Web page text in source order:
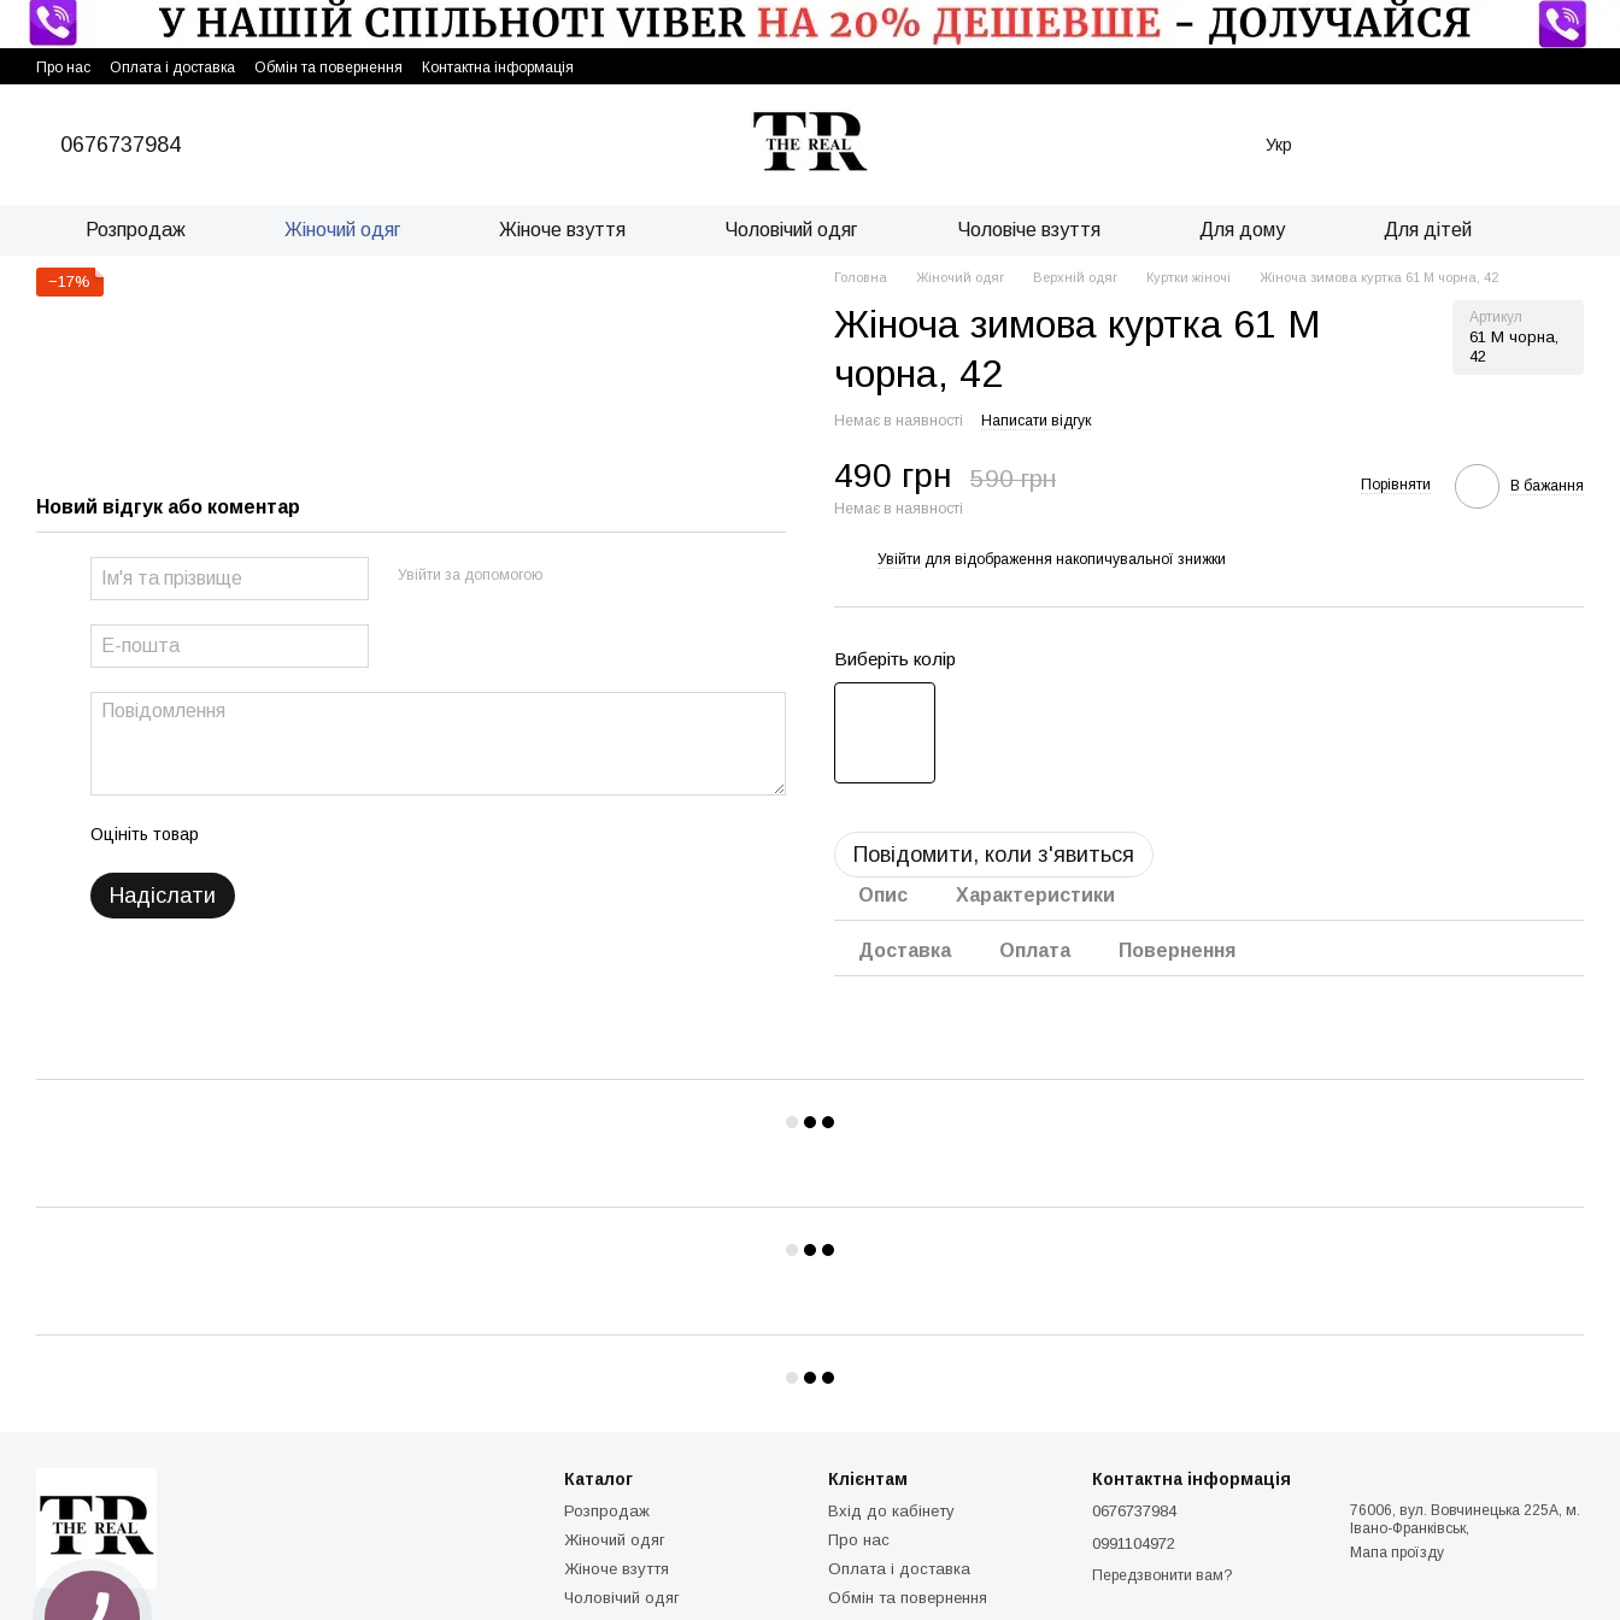
Перейти до основного контенту
Про нас Оплата і доставка Обмін та повернення Контактна інформація
0676737984 Укр
Розпродаж Жіночий одяг Жіноче взуття Чоловічий одяг Чоловіче взуття Для дому Для дітей
−17%
Новий відгук або коментар
Увійти за допомогою
Оцініть товар
Надіслати
Головна Жіночий одяг Верхній одяг Куртки жіночі Жіноча зимова куртка 61 М чорна, 42
Жіноча зимова куртка 61 М
чорна, 42
Артикул
61 М чорна,
42
Немає в наявності Написати відгук
490 грн 590 грн
Немає в наявності
Порівняти В бажання
Увійти для відображення накопичувальної знижки
Виберіть колір
Повідомити, коли з'явиться
Опис Характеристики
Доставка Оплата Повернення
Каталог
Розпродаж
Жіночий одяг
Жіноче взуття
Чоловічий одяг
Клієнтам
Вхід до кабінету
Про нас
Оплата і доставка
Обмін та повернення
Контактна інформація
0676737984
0991104972
Передзвонити вам?
76006, вул. Вовчинецька 225А, м.
Івано-Франківськ,
Мапа проїзду